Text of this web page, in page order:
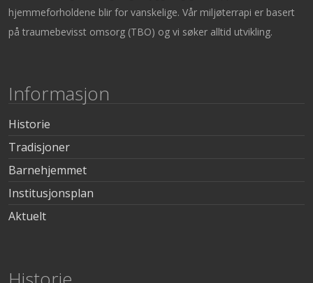
hjemmeforholdene blir for vanskelige. Vår miljøterrapi er basert
på traumebevisst omsorg (TBO) og vi søker alltid utvikling.
Informasjon
Historie
Tradisjoner
Barnehjemmet
Institusjonsplan
Aktuelt